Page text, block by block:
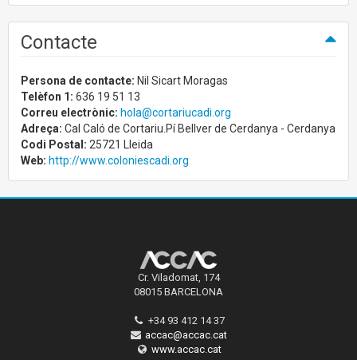
Contacte
Persona de contacte: Nil Sicart Moragas
Telèfon 1: 636 19 51 13
Correu electrònic: hola@cortariucadi.org
Adreça: Cal Caló de Cortariu.Pí Bellver de Cerdanya - Cerdanya
Codi Postal: 25721 Lleida
Web: http://www.coloniescadi.org
Cr. Viladomat, 174
08015 BARCELONA
+34 93 412 14 37
accac@accac.cat
www.accac.cat